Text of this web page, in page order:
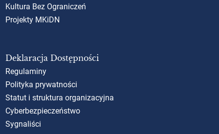
Kultura Bez Ograniczeń
Projekty MKiDN
Deklaracja Dostępności
Regulaminy
Polityka prywatności
Statut i struktura organizacyjna
Cyberbezpieczeństwo
Sygnaliści